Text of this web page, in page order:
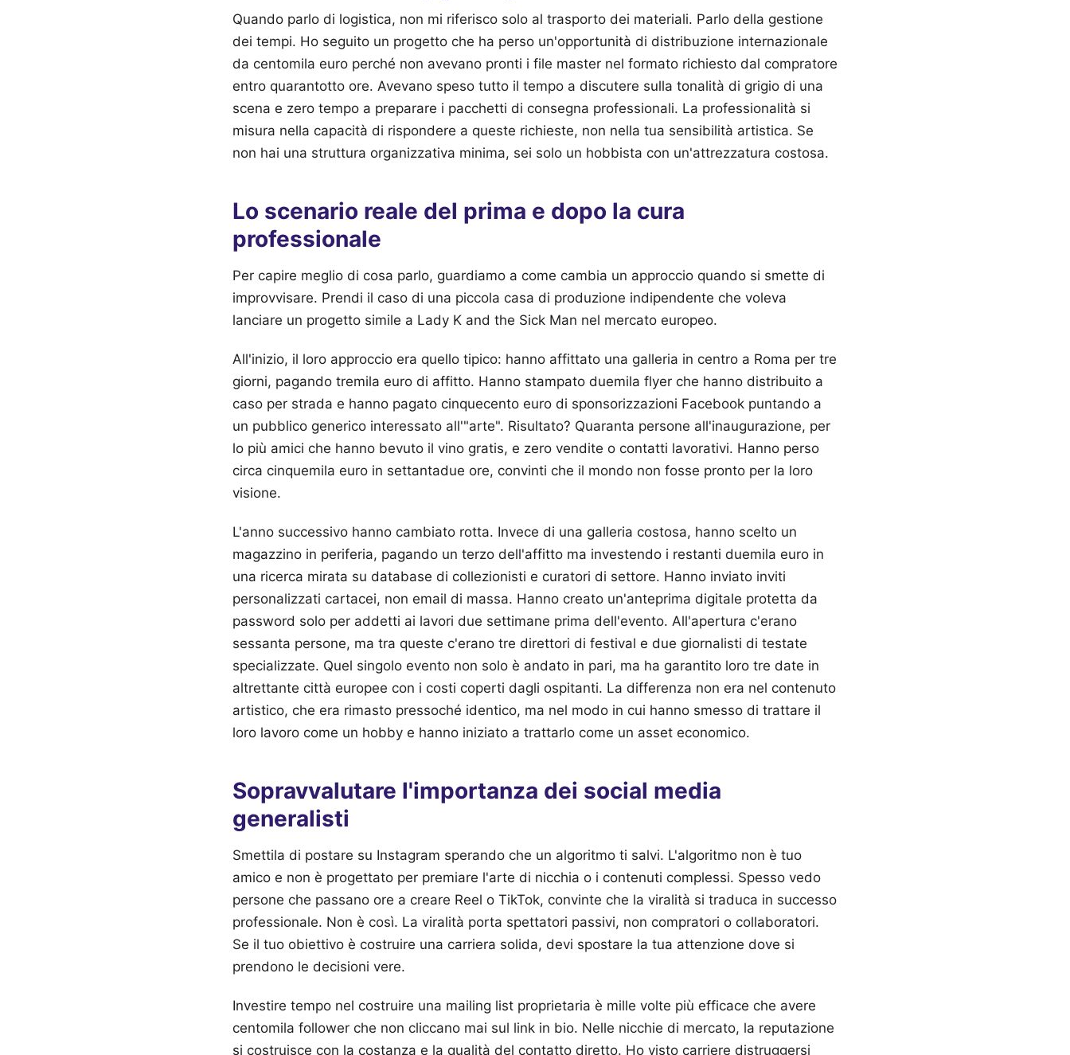
Quando parlo di logistica, non mi riferisco solo al trasporto dei materiali. Parlo della gestione
dei tempi. Ho seguito un progetto che ha perso un'opportunità di distribuzione internazionale
da centomila euro perché non avevano pronti i file master nel formato richiesto dal compratore
entro quarantotto ore. Avevano speso tutto il tempo a discutere sulla tonalità di grigio di una
scena e zero tempo a preparare i pacchetti di consegna professionali. La professionalità si
misura nella capacità di rispondere a queste richieste, non nella tua sensibilità artistica. Se
non hai una struttura organizzativa minima, sei solo un hobbista con un'attrezzatura costosa.
Lo scenario reale del prima e dopo la cura
professionale
Per capire meglio di cosa parlo, guardiamo a come cambia un approccio quando si smette di
improvvisare. Prendi il caso di una piccola casa di produzione indipendente che voleva
lanciare un progetto simile a Lady K and the Sick Man nel mercato europeo.
All'inizio, il loro approccio era quello tipico: hanno affittato una galleria in centro a Roma per tre
giorni, pagando tremila euro di affitto. Hanno stampato duemila flyer che hanno distribuito a
caso per strada e hanno pagato cinquecento euro di sponsorizzazioni Facebook puntando a
un pubblico generico interessato all'"arte". Risultato? Quaranta persone all'inaugurazione, per
lo più amici che hanno bevuto il vino gratis, e zero vendite o contatti lavorativi. Hanno perso
circa cinquemila euro in settantadue ore, convinti che il mondo non fosse pronto per la loro
visione.
L'anno successivo hanno cambiato rotta. Invece di una galleria costosa, hanno scelto un
magazzino in periferia, pagando un terzo dell'affitto ma investendo i restanti duemila euro in
una ricerca mirata su database di collezionisti e curatori di settore. Hanno inviato inviti
personalizzati cartacei, non email di massa. Hanno creato un'anteprima digitale protetta da
password solo per addetti ai lavori due settimane prima dell'evento. All'apertura c'erano
sessanta persone, ma tra queste c'erano tre direttori di festival e due giornalisti di testate
specializzate. Quel singolo evento non solo è andato in pari, ma ha garantito loro tre date in
altrettante città europee con i costi coperti dagli ospitanti. La differenza non era nel contenuto
artistico, che era rimasto pressoché identico, ma nel modo in cui hanno smesso di trattare il
loro lavoro come un hobby e hanno iniziato a trattarlo come un asset economico.
Sopravvalutare l'importanza dei social media
generalisti
Smettila di postare su Instagram sperando che un algoritmo ti salvi. L'algoritmo non è tuo
amico e non è progettato per premiare l'arte di nicchia o i contenuti complessi. Spesso vedo
persone che passano ore a creare Reel o TikTok, convinte che la viralità si traduca in successo
professionale. Non è così. La viralità porta spettatori passivi, non compratori o collaboratori.
Se il tuo obiettivo è costruire una carriera solida, devi spostare la tua attenzione dove si
prendono le decisioni vere.
Investire tempo nel costruire una mailing list proprietaria è mille volte più efficace che avere
centomila follower che non cliccano mai sul link in bio. Nelle nicchie di mercato, la reputazione
si costruisce con la costanza e la qualità del contatto diretto. Ho visto carriere distruggersi